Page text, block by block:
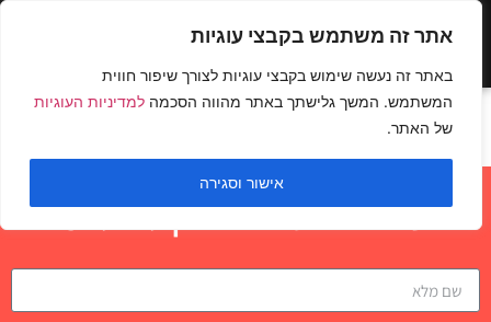
אתר זה משתמש בקבצי עוגיות
באתר זה נעשה שימוש בקבצי עוגיות לצורך שיפור חווית
המשתמש. המשך גלישתך באתר מהווה הסכמה למדיניות העוגיות
של האתר.
אישור וסגירה
סקוואט במוט
השאירו פרטים לבדיקת התאמה